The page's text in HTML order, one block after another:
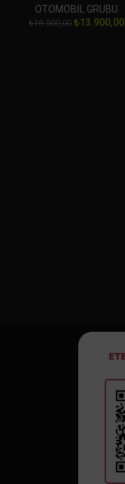
OTOMOBİL GRUBU
₺18.500,00 ₺13.900,00